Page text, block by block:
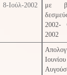
8-Ιούλ-2002
με
2002-
2002